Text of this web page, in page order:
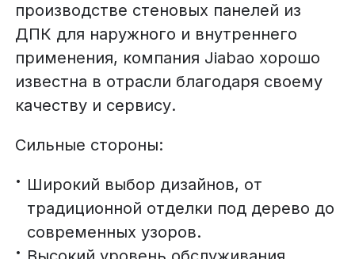
производстве стеновых панелей из
ДПК для наружного и внутреннего
применения, компания Jiabao хорошо
известна в отрасли благодаря своему
качеству и сервису.
Сильные стороны:
Широкий выбор дизайнов, от
традиционной отделки под дерево до
современных узоров.